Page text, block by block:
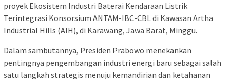
proyek Ekosistem Industri Baterai Kendaraan Listrik
Terintegrasi Konsorsium ANTAM-IBC-CBL di Kawasan Artha
Industrial Hills (AIH), di Karawang, Jawa Barat, Minggu.
Dalam sambutannya, Presiden Prabowo menekankan
pentingnya pengembangan industri energi baru sebagai salah
satu langkah strategis menuju kemandirian dan ketahanan